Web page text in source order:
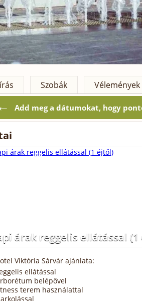
Szobák Vélemények
Add meg a dátumokat, hogy
árak reggelis ellátással
Viktória Sárvár ajánlata:
ellátással
belépővel
terem használattal